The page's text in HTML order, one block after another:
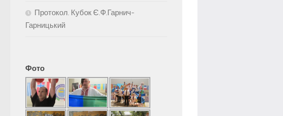
Протокол. Кубок Є.Ф.Гарнич-
Гарницький
Фото